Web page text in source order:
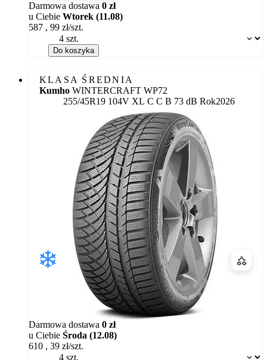
Dostępność:
Darmowa dostawa 0 zł
u Ciebie Wtorek (11.08)
587 , 99 zł/szt.
Do koszyka
KLASA ŚREDNIA
Kumho WINTERCRAFT WP72
255/45R19 104V XL Etykieta:
C C B 73 dB Rok2026
Dostępność:
Darmowa dostawa 0 zł
u Ciebie Środa (12.08)
610 , 39 zł/szt.